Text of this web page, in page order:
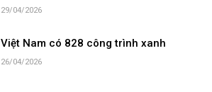
29/04/2026
Việt Nam có 828 công trình xanh
26/04/2026